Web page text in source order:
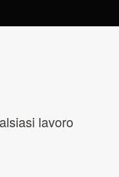
lavoro